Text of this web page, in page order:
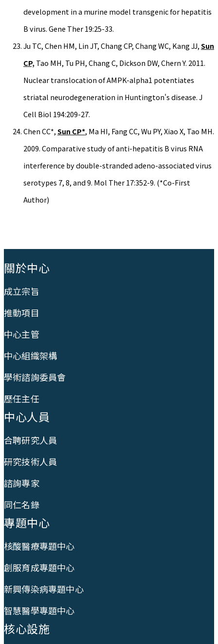
development in a murine model transgenic for hepatitis
B virus. Gene Ther 19:25-33.
Ju TC, Chen HM, Lin JT, Chang CP, Chang WC, Kang JJ,Sun
CP, Tao MH, Tu PH, Chang C, Dickson DW, Chern Y. 2011.
Nuclear translocation of AMPK-alpha1 potentiates
striatal neurodegeneration in Huntington's disease. J
Cell Biol 194:209-27.
Chen CC*,Sun CP*, Ma HI, Fang CC, Wu PY, Xiao X, Tao MH.
2009. Comparative study of anti-hepatitis B virus RNA
interference by double-stranded adeno-associated virus
serotypes 7, 8, and 9. Mol Ther 17:352-9. (*Co-First
Author)
關於中心
成立宗旨
推動項目
中心主管
中心組織架構
學術諮詢委員會
歷任主任
中心人員
合聘研究人員
研究技術人員
諮詢專家
同仁名錄
專題中心
核酸醫療專題中心
創服育成專題中心
新興傳染病專題中心
智慧醫學專題中心
核心設施